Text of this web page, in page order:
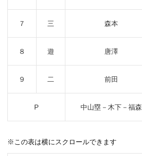
７ 三 森本
８ 遊 唐澤
９ 二 前田
P 中山塁－木下－福森
※この表は横にスクロールできます